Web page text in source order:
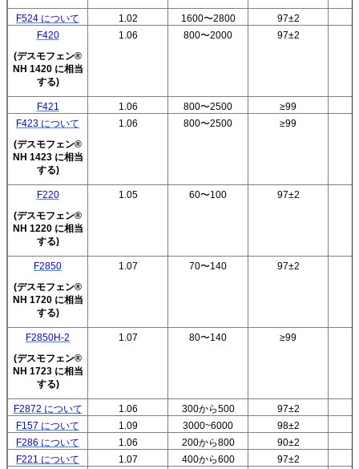
F524 について 1.02 1600〜2800
97±2
F420
(デスモフェン®
NH 1420 に相当
する)
1.06 800〜2000 97±2
F421 1.06 800〜2500
≥99
F423 について
(デスモフェン®
NH 1423 に相当
する)
1.06 800〜2500 ≥99
F220
(デスモフェン®
NH 1220 に相当
する)
1.05 60〜100 97±2
F2850
(デスモフェン®
NH 1720 に相当
する)
1.07 70〜140 97±2
F2850H-2
(デスモフェン®
NH 1723 に相当
する)
1.07 80〜140 ≥99
F2872 について 1.06 300から500
97±2
F157 について
1.09 3000~6000
98±2
F286 について
1.06 200から800
90±2
F221 について
1.07 400から600
97±2